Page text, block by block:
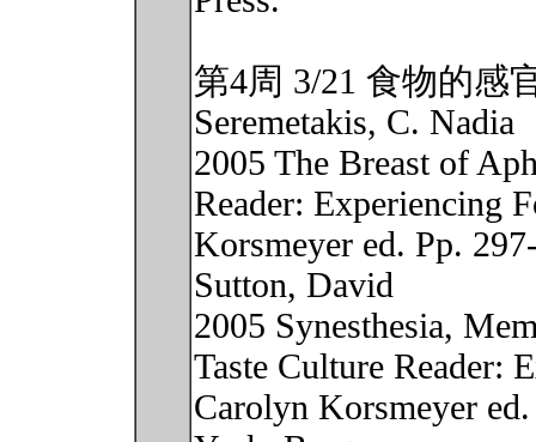
第4周 3/21 食物的感
Seremetakis, C. Nadia
2005 The Breast of
Reader: Experiencing
Korsmeyer ed. Pp.
Sutton, David
2005 Synesthesia,
Taste Culture Reader:
Carolyn Korsmeyer